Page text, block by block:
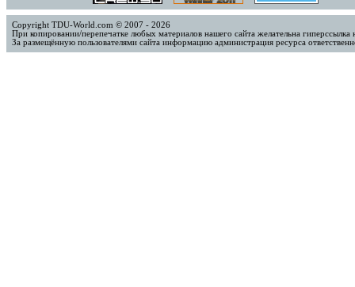
Copyright TDU-World.com © 2007 - 2026
При копировании/перепечатке любых материалов нашего сайта желательна
За размещённую пользователями сайта информацию администрация ресурса